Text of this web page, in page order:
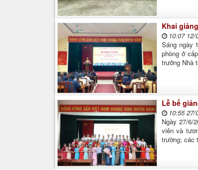
Khai
10:07 12/
Sáng ngày
phòng ở
trưởng Nhà
Lễ bế
10:55 27/
Ngày 27/6/
viên và
trường; các